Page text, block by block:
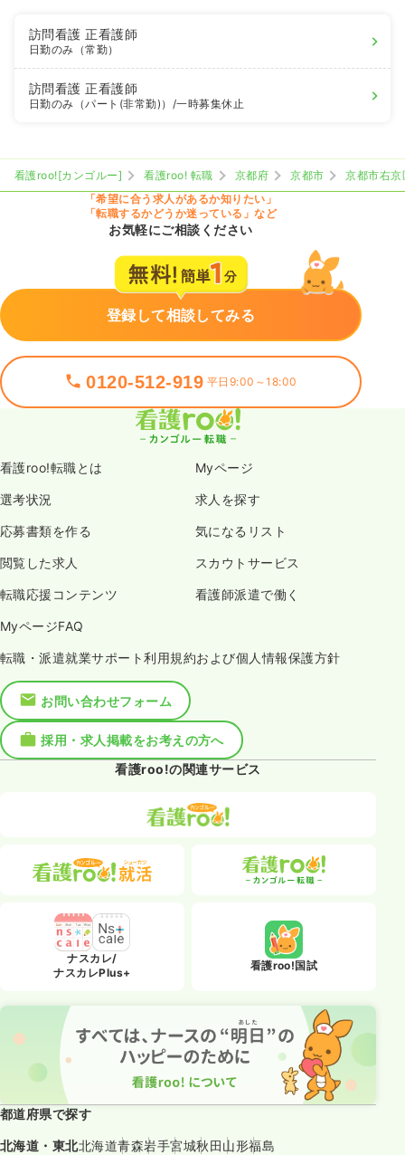
訪問看護正看護師
日勤のみ（常勤）
訪問看護正看護師
日勤のみ（パート(非常勤)） /一時募集休止
看護roo![カンゴルー] 看護roo! 転職 京都府 京都市
京都市右京
「希望に合う求人があるか知りたい」
「転職するかどうか迷っている」など
お気軽にご相談ください
登録して相談してみる
0120-512-919 平日9:00～18:00
看護roo!転職とは Myページ
選考状況 求人を探す
応募書類を作る 気になるリスト
閲覧した求人 スカウトサービス
転職応援コンテンツ 看護師派遣で働く
MyページFAQ
転職・派遣就業サポート利用規約および個人情報保護方針
お問い合わせフォーム
採用・求人掲載をお考えの方へ
看護roo!の関連サービス
ナスカレ/
ナスカレPlus+
看護roo!国試
都道府県で探す
北海道・東北北海道青森岩手宮城秋田山形福島